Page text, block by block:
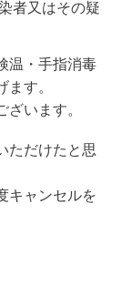
者又はその疑
温・手指消毒
ます。
います。
ただけたと思
キャンセルを